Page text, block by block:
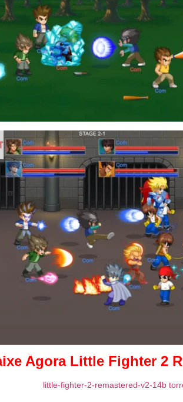
Agora Little Fighter 2
little-fighter-2-remastered-v2-14b